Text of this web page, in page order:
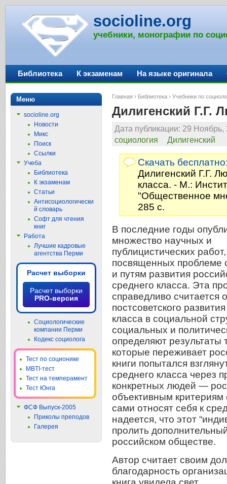
socioline.org
учебники, монографии по
Главная › Библиотека › Учебники по
Дилигенский Г.Г.
Дата публикации: 29
социология
Дилигенский
Скачать
Дилигенский Г.Г.
класса. - М.:
"Общественное
285 с.
В последние годы
множество научных и
публицистических работ,
посвященных проблеме
и путям развития
среднего класса. Эта
справедливо считается
постсоветского
класса в социальной
социальных и
определяют результаты
которые переживает
книги попытался
среднего класса через
конкретных людей —
объективным критериям
сами относят себя к
надеется, что этот
пролить
российском обществе.
Автор считает своим
благодарность
Библиотека К экзаменам На языке оригинала
Меню
socioline.org
Новости
Микс
Поиск
Ссылки
Учеба
Библиотека
К экзаменам
Статьи
Антисоциологически
й словарь
Софт для чтения
книг
Работа
Лучшие кадровые
агентства Перми
Расчет выборки
Расчет выборки
PRO-версия
Социологические
компании Перми
Кодекс социолога
Тест по соционике
MBTI-тест
Тест на темперамент
Тест Юнга
ФСФ Выпуск-2005
Приколы преподов
Галерея